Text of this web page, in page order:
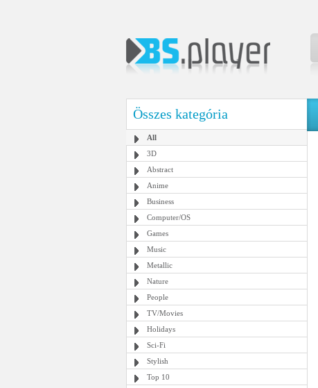
Összes kategória
All
3D
Abstract
Anime
Business
Computer/OS
Games
Music
Metallic
Nature
People
TV/Movies
Holidays
Sci-Fi
Stylish
Top 10